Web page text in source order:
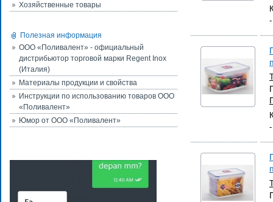
Хозяйственные товары
Полезная информация
ООО «Поливалент» - официальный
дистрибьютор торговой марки Regent Inox
(Италия)
Материалы продукции и свойства
Инструкции по использованию товаров ООО
«Поливалент»
Юмор от ООО «Поливалент»